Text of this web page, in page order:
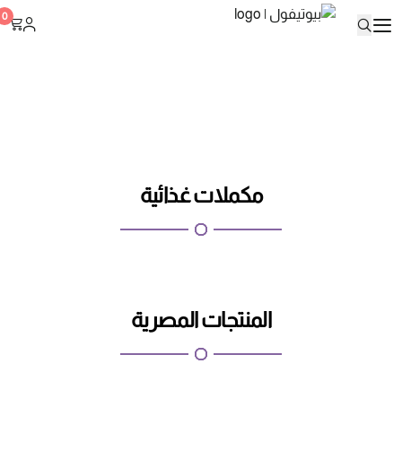
0
مكملات غذائية
المنتجات المصرية